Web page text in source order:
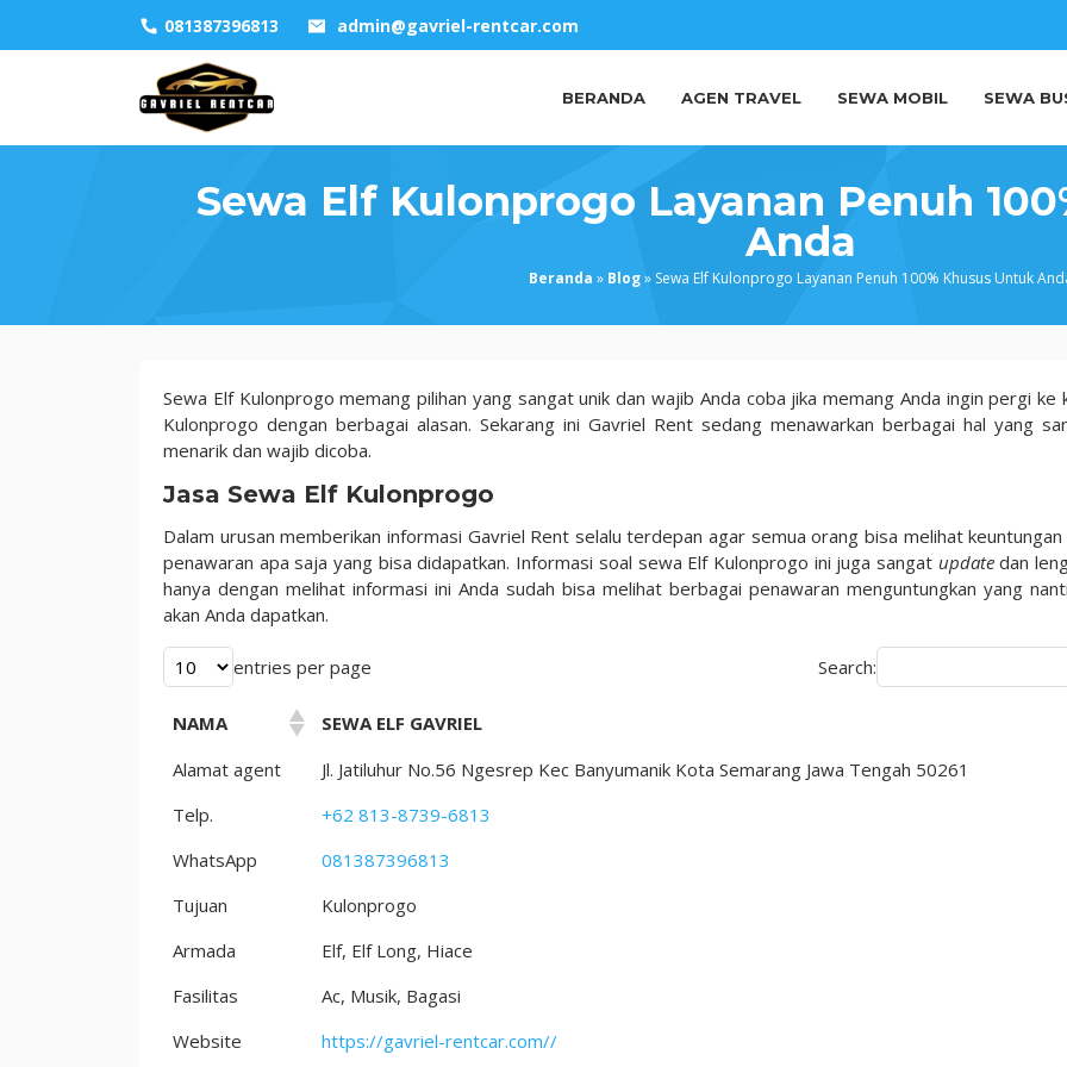
081387396813 admin@gavriel-rentcar.com
BERANDA AGEN TRAVEL SEWA MOBIL SEWA
Sewa Elf Kulonprogo Layanan Penuh
Anda
Beranda » Blog» Sewa Elf Kulonprogo Layanan Penuh 100% Khusus Untuk
Sewa
Elf
Kulonprogo
Penuh
100%
Khusus
Untuk
Anda
Sewa Elf Kulonprogo memang pilihan yang sangat unik dan wajib Anda coba jika memang Anda ingin pergi ke
Kulonprogo dengan berbagai alasan. Sekarang ini Gavriel Rent sedang menawarkan berbagai hal yang
menarik dan wajib dicoba.
Jasa Sewa Elf Kulonprogo
Dalam urusan memberikan informasi Gavriel Rent selalu terdepan agar semua orang bisa melihat keuntungan
penawaran apa saja yang bisa didapatkan. Informasi soal sewa Elf Kulonprogo ini juga sangat updatedan
hanya dengan melihat informasi ini Anda sudah bisa melihat berbagai penawaran menguntungkan yang
akan Anda dapatkan.
entries per page Search:
NAMA
SEWA ELF GAVRIEL
Alamat agent
Jl. Jatiluhur No.56 Ngesrep Kec Banyumanik Kota Semarang Jawa Tengah 50261
Telp.
+62 813-8739-6813
WhatsApp
081387396813
Tujuan
Kulonprogo
Armada
Elf, Elf Long, Hiace
Fasilitas
Ac, Musik, Bagasi
Website
https://gavriel-rentcar.com//